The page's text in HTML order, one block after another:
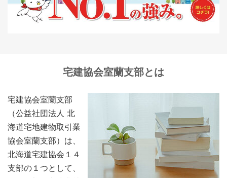
宅建協会室蘭支部とは
宅建協会室蘭支部
（公益社団法人 北
海道宅地建物取引業
協会室蘭支部）は、
北海道宅建協会１４
支部の１つとして、